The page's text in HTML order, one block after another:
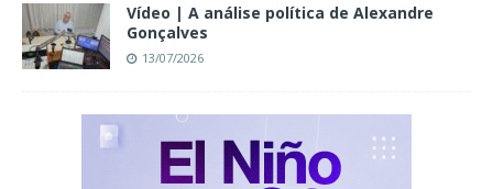
Vídeo | A análise política de Alexandre
Gonçalves
13/07/2026